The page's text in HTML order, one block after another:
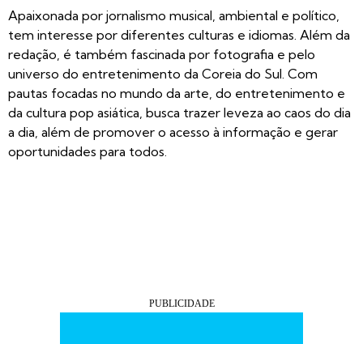
Apaixonada por jornalismo musical, ambiental e político,
tem interesse por diferentes culturas e idiomas. Além da
redação, é também fascinada por fotografia e pelo
universo do entretenimento da Coreia do Sul. Com
pautas focadas no mundo da arte, do entretenimento e
da cultura pop asiática, busca trazer leveza ao caos do dia
a dia, além de promover o acesso à informação e gerar
oportunidades para todos.